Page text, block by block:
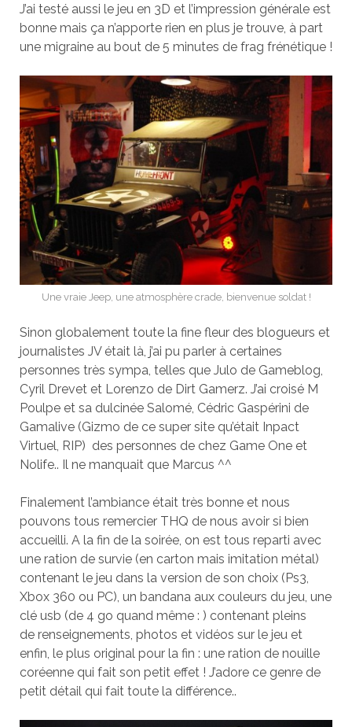
J’ai testé aussi le jeu en 3D et l’impression générale est
bonne mais ça n’apporte rien en plus je trouve, à part
une migraine au bout de 5 minutes de frag frénétique !
Une vraie Jeep, une atmosphère crade, bienvenue soldat !
Sinon globalement toute la fine fleur des blogueurs et
journalistes JV était là, j’ai pu parler à certaines
personnes très sympa, telles que Julo de Gameblog,
Cyril Drevet et Lorenzo de Dirt Gamerz. J’ai croisé M
Poulpe et sa dulcinée Salomé, Cédric Gaspérini de
Gamalive (Gizmo de ce super site qu’était Inpact
Virtuel, RIP) des personnes de chez Game One et
Nolife.. Il ne manquait que Marcus ^^
Finalement l’ambiance était très bonne et nous
pouvons tous remercier THQ de nous avoir si bien
accueilli. A la fin de la soirée, on est tous reparti avec
une ration de survie (en carton mais imitation métal)
contenant le jeu dans la version de son choix (Ps3,
Xbox 360 ou PC), un bandana aux couleurs du jeu, une
clé usb (de 4 go quand même : ) contenant pleins
de renseignements, photos et vidéos sur le jeu et
enfin, le plus original pour la fin : une ration de nouille
coréenne qui fait son petit effet ! J’adore ce genre de
petit détail qui fait toute la différence..